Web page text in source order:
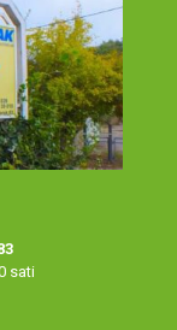
sati